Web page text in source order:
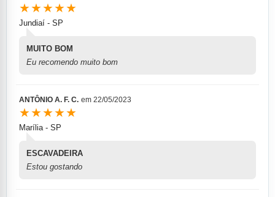
★★★★★
Jundiaí - SP
MUITO BOM
Eu recomendo muito bom
ANTÔNIO A. F. C. em 22/05/2023
★★★★★
Marília - SP
ESCAVADEIRA
Estou gostando